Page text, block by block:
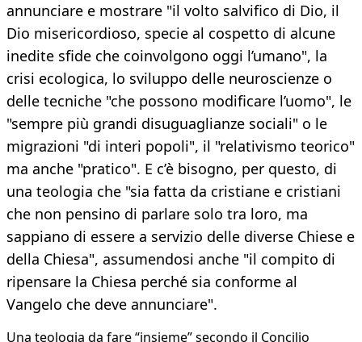
annunciare e mostrare "il volto salvifico di Dio, il
Dio misericordioso, specie al cospetto di alcune
inedite sfide che coinvolgono oggi l’umano", la
crisi ecologica, lo sviluppo delle neuroscienze o
delle tecniche "che possono modificare l’uomo", le
"sempre più grandi disuguaglianze sociali" o le
migrazioni "di interi popoli", il "relativismo teorico"
ma anche "pratico". E c’è bisogno, per questo, di
una teologia che "sia fatta da cristiane e cristiani
che non pensino di parlare solo tra loro, ma
sappiano di essere a servizio delle diverse Chiese e
della Chiesa", assumendosi anche "il compito di
ripensare la Chiesa perché sia conforme al
Vangelo che deve annunciare".
Una teologia da fare “insieme” secondo il Concilio